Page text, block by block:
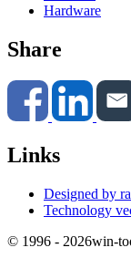
Hardware
Share
Links
Designed by
Technology
© 1996 - 2026win-